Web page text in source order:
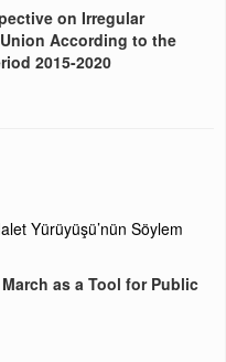
on Irregular
According to the
2015-2020
Yürüyüşü’nün Söylem
as a Tool for Public